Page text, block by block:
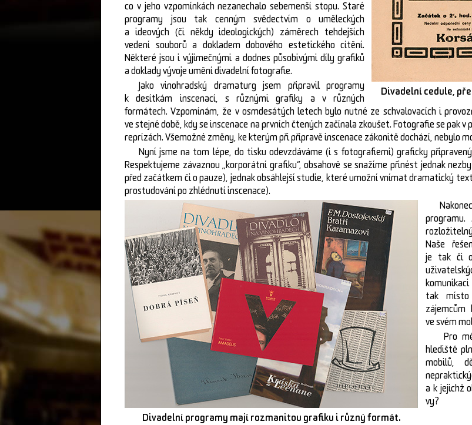
Divadelní cedule,
co v jeho vzpomínkách nezanechalo sebemenší stopu. Staré
programy jsou tak cenným svědectvím o uměleckých
a ideových (či někdy ideologických) záměrech tehdejších
vedení souborů a dokladem dobového estetického cítění.
Některé jsou i výjimečnými a dodnes působivými díly grafiků
a doklady vývoje umění divadelní fotografie.
Jako vinohradský dramaturg jsem připravil programy
k desítkám inscenací, s různými grafiky a v různých
formátech. Vzpomínám, že v osmdesátých letech bylo nutné ze schvalovacích i
ve stejné době, kdy se inscenace na prvních čtených začínala zkoušet. Fotografie se pak
reprízách. Všemožné změny, ke kterým při přípravě inscenace zákonitě dochází, nebylo
Nyní jsme na tom lépe, do tisku odevzdáváme (i s fotografiemi) graficky
Respektujeme závaznou „korporátní grafiku“, obsahově se snažíme přinést jednak
před začátkem či o pauze), jednak obsáhlejší studie, které umožní vnímat dramatický
prostudování po zhlédnutí inscenace).
Divadelní programy mají rozmanitou grafiku i různý formát.
Naše
je tak či
tak místo
ve svém
Pro
hlediště
mobilů,
a k jejichž
vy?